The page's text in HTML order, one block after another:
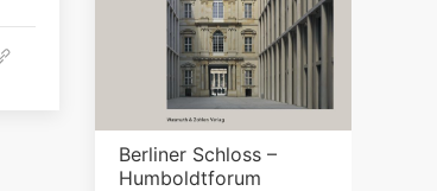
Berliner Schloss –
Humboldtforum